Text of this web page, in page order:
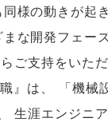
様の動きが起
まな開発フェー
ご支持をいた
』は、 「機械
生涯エンジニ